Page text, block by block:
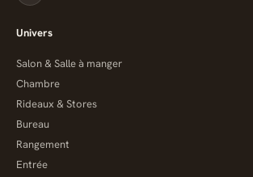
Univers
Salon & Salle à manger
Chambre
Rideaux & Stores
Bureau
Rangement
Entrée